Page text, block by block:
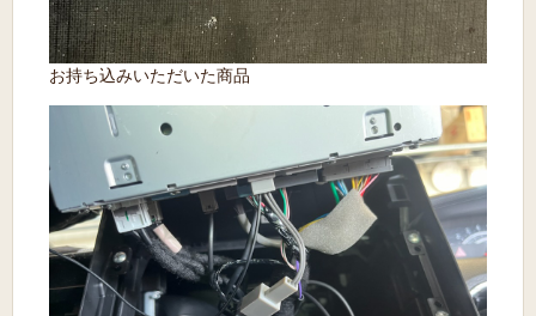
お持ち込みいただいた商品